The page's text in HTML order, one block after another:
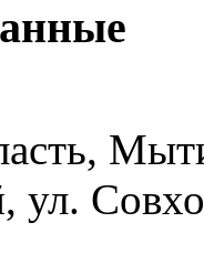
ул.